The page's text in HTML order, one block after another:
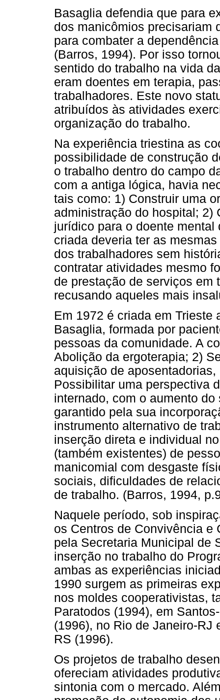
Basaglia defendia que para
dos manicômios precisariam
para combater a
(Barros, 1994). Por isso
sentido do trabalho na vida
eram doentes em terapia,
trabalhadores. Este novo
atribuídos às atividades
organização do trabalho.
Na experiência triestina as
possibilidade de construção
o trabalho dentro do campo
com a antiga lógica, havia
tais como: 1) Construir uma
administração do hospital; 2)
jurídico para o doente
criada deveria ter as
dos trabalhadores sem
contratar atividades mesmo
de prestação de serviços em
recusando aqueles mais
Em 1972 é criada em Trieste
Basaglia, formada por
pessoas da comunidade. A
Abolição da ergoterapia; 2)
aquisição de
Possibilitar uma perspectiva
internado, com o aumento
garantido pela sua
instrumento alternativo de
inserção direta e individual
(também existentes) de
manicomial com desgaste
sociais, dificuldades de
de trabalho. (Barros, 1994,
Naquele período, sob
os Centros de Convivência e
pela Secretaria Municipal de
inserção no trabalho do
ambas as experiências
1990 surgem as primeiras
nos moldes cooperativistas,
Paratodos (1994), em
(1996), no Rio de Janeiro-RJ
RS (1996).
Os projetos de trabalho
ofereciam atividades
sintonia com o mercado.